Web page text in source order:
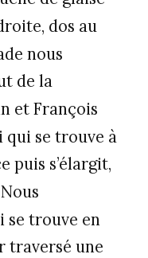
dos au
nous
de la
et François
se trouve à
puis s’élargit,
se trouve en
traversé une